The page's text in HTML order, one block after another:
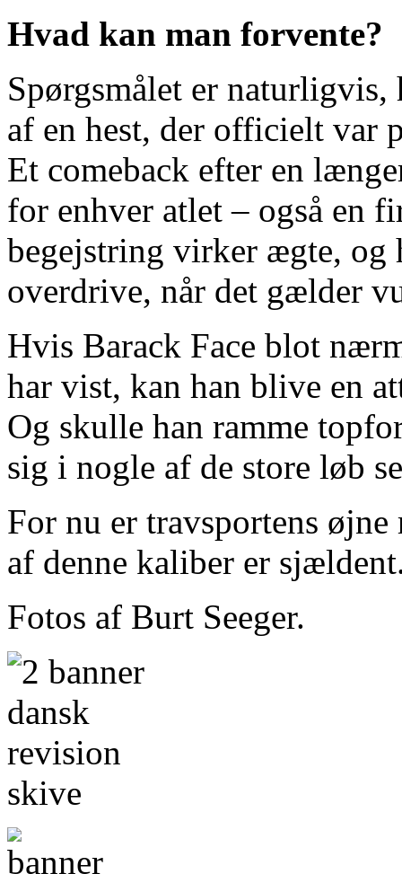
Hvad kan man forvente?
Spørgsmålet er
af en hest, der officielt var
Et comeback efter en
for enhver atlet – også en
begejstring virker ægte, og
overdrive, når det gælder
Hvis Barack Face blot
har vist, kan han blive en
Og skulle han ramme
sig i nogle af de store løb
For nu er travsportens
af denne kaliber er
Fotos af Burt Seeger.